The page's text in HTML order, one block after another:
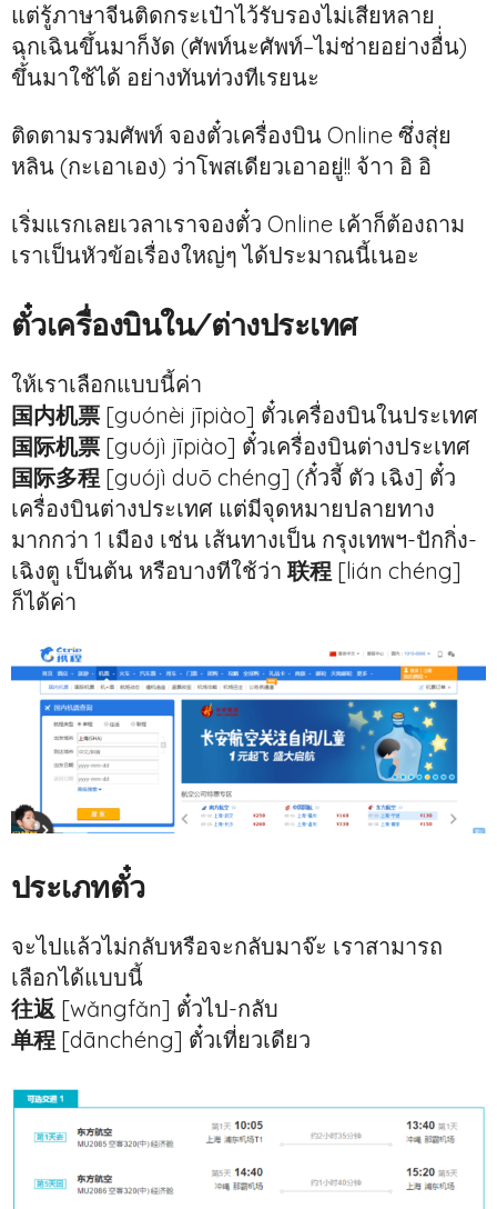
แต่รู้ภาษาจีนติดกระเป๋าไว้รับรองไม่เสียหลาย
ฉุกเฉินขึ้นมาก็งัด (ศัพท์นะศัพท์–ไม่ช่ายอย่างอื่่น)
ขึ้นมาใช้ได้ อย่างทันท่วงทีเรยนะ
ติดตามรวมศัพท์ จองตั๋วเครื่องบิน Online ซึ่งสุ่ย
หลิน (กะเอาเอง) ว่าโพสเดียวเอาอยู่!! จ้าา อิ อิ
เริ่มแรกเลยเวลาเราจองตั๋ว Online เค้าก็ต้องถาม
เราเป็นหัวข้อเรื่องใหญ่ๆ ได้ประมาณนี้เนอะ
ตั๋วเครื่องบินใน/ต่างประเทศ
ให้เราเลือกแบบนี้ค่า
国内机票 [guónèi jīpiào] ตั๋วเครื่องบินในประเทศ
国际机票 [guójì jīpiào] ตั๋วเครื่องบินต่างประเทศ
国际多程 [guójì duō chéng] (กั๋วจี้ ตัว เฉิง] ตั๋ว
เครื่องบินต่างประเทศ แต่มีจุดหมายปลายทาง
มากกว่า 1 เมือง เช่น เส้นทางเป็น กรุงเทพฯ-ปักกิ่ง-
เฉิงตู เป็นต้น หรือบางทีใช้ว่า 联程 [lián chéng]
ก็ได้ค่า
ประเภทตั๋ว
จะไปแล้วไม่กลับหรือจะกลับมาจ๊ะ เราสามารถ
เลือกได้แบบนี้
往返 [wǎngfǎn] ตั๋วไป-กลับ
单程 [dānchéng] ตั๋วเที่ยวเดียว